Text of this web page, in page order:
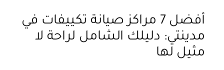
أفضل 7 مراكز صيانة تكييفات في
مدينتي: دليلك الشامل لراحة لا
مثيل لها